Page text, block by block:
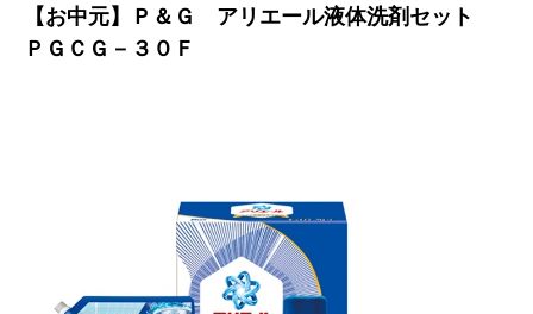
【お中元】Ｐ＆Ｇ アリエール液体洗剤セット
ＰＧＣＧ－３０Ｆ